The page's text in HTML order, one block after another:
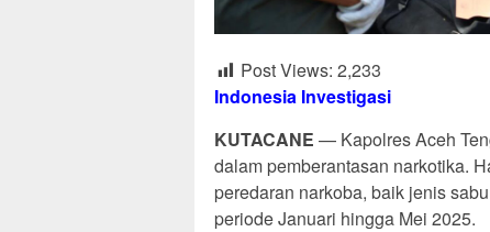
Post Views: 2,233
Indonesia Investigasi
KUTACANE — Kapolres Aceh
dalam pemberantasan narkotika.
peredaran narkoba, baik jenis
periode Januari hingga Mei 2025.